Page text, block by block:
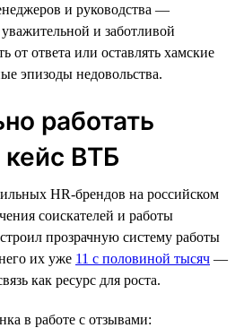
и руководства —
и заботливой
от ответа или оставлять хамские
эпизоды недовольства.
работать
ВТБ
HR-брендов на российском
соискателей и работы
прозрачную систему работы
их уже 11 с половиной тысяч —
как ресурс для роста.
в работе с отзывами: